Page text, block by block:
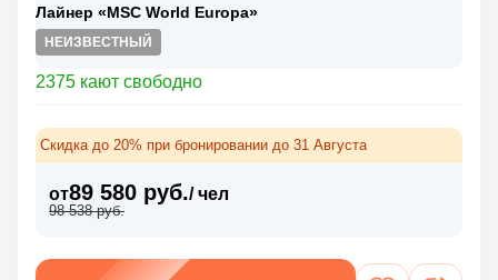
Лайнер «MSC World Europa»
НЕИЗВЕСТНЫЙ
2375 кают свободно
Скидка до 20% при бронировании до 31 Августа
от89 580 руб./ чел
98 538 руб.